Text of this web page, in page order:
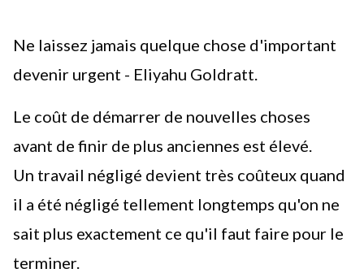
Ne laissez jamais quelque chose d'important
devenir urgent - Eliyahu Goldratt.
Le coût de démarrer de nouvelles choses
avant de finir de plus anciennes est élevé.
Un travail négligé devient très coûteux quand
il a été négligé tellement longtemps qu'on ne
sait plus exactement ce qu'il faut faire pour le
terminer.